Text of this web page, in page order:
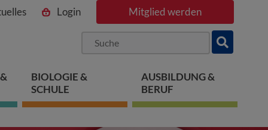
Login Mitglied werden
BIOLOGIE &
SCHULE
AUSBILDUNG &
BERUF